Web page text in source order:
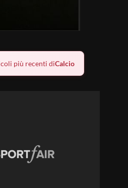
più recenti diCalcio